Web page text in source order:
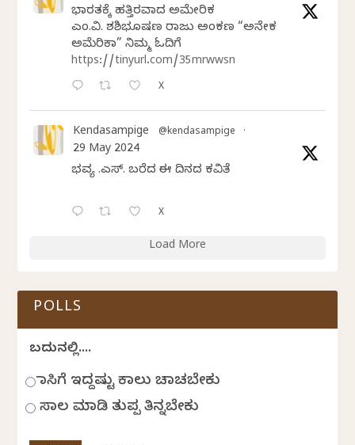
ಭಾರತಕ್ಕೆ ಹತ್ತಿರವಾದ ಅಮೇರಿಕ
ಎಂ.ವಿ. ಶಶಿಭೂಷಣ ರಾಜು ಅಂಕಣ “ಅನೇಕ
ಅಮೆರಿಕಾ” ನಿಮ್ಮ ಓದಿಗೆ
https://tinyurl.com/35mrwwsn
X
Kendasampige @kendasampige ·
29 May 2024
ಭವ್ಯ ಟಿ.ಎಸ್. ಬರೆದ ಈ ದಿನದ ಕವಿತೆ
X
Load More
POLLS
ಬದುಕಿನಲ್ಲಿ....
ಹಾಸಿಗೆ ಇದ್ದಷ್ಟು ಕಾಲು ಚಾಚಬೇಕು
ಸಾಲ ಮಾಡಿ ತುಪ್ಪ ತಿನ್ನಬೇಕು